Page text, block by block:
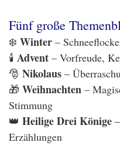
Fünf große
❄️ Winter –
🕯️ Advent – Vorfreude,
🎅 Nikolaus –
🎁 Weihnachten –
Stimmung
👑 Heilige Drei Könige
Erzählungen